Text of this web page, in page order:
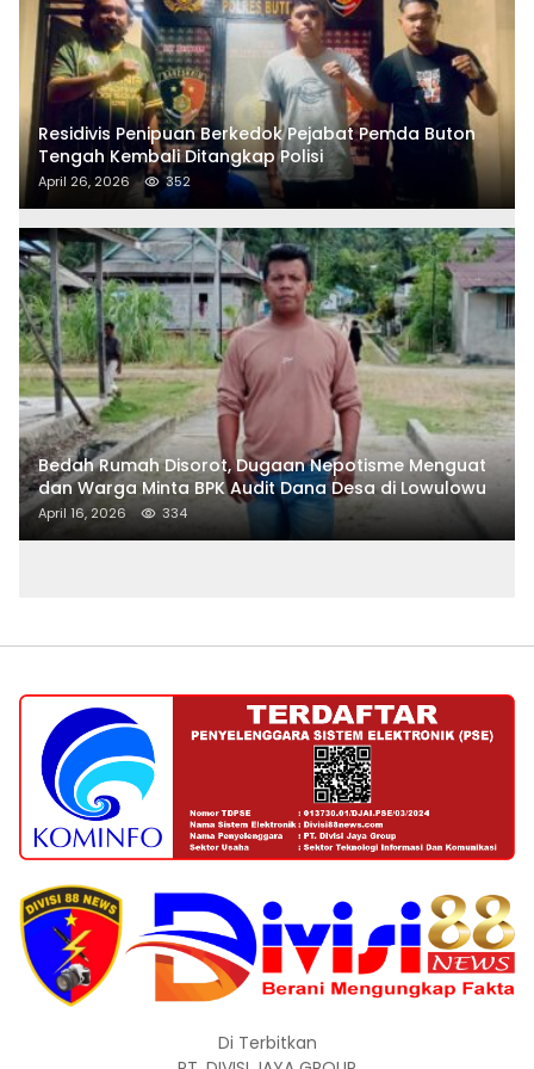
Residivis Penipuan Berkedok Pejabat Pemda Buton
Tengah Kembali Ditangkap Polisi
April 26, 2026 352
Bedah Rumah Disorot, Dugaan Nepotisme Menguat
dan Warga Minta BPK Audit Dana Desa di Lowulowu
April 16, 2026 334
Di Terbitkan